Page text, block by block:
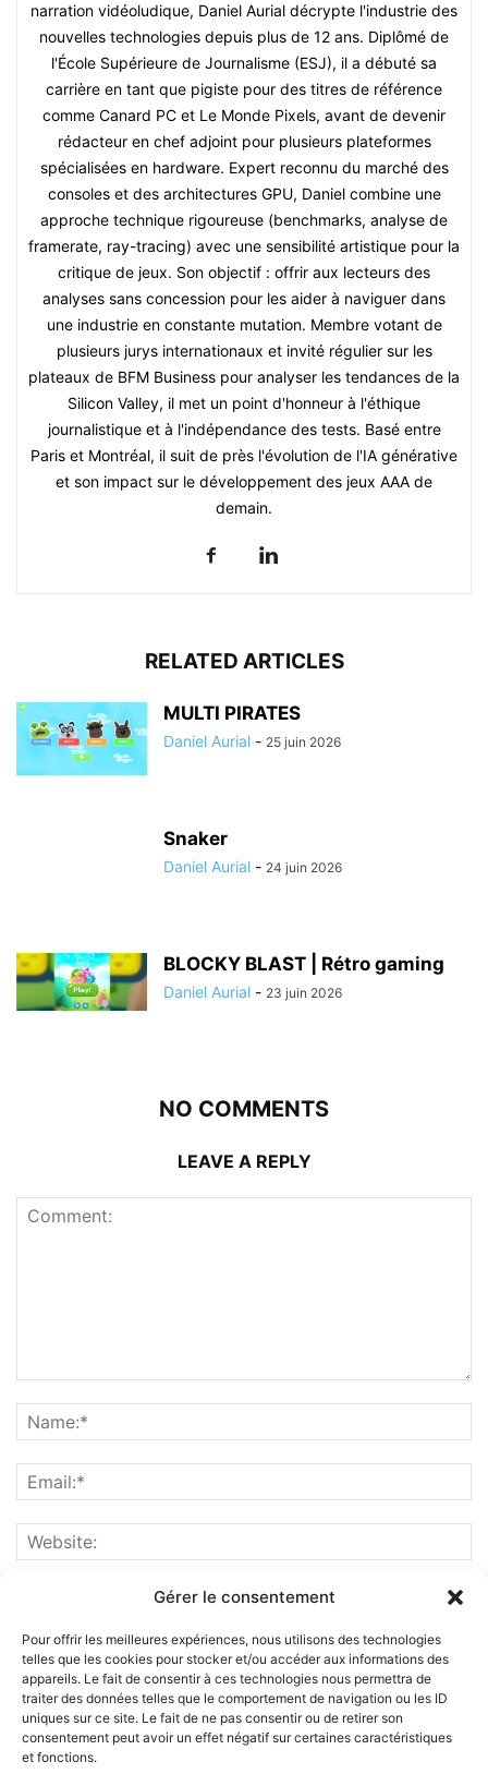
Gérer le consentement
Pour offrir les meilleures expériences, nous utilisons des technologies
telles que les cookies pour stocker et/ou accéder aux informations des
appareils. Le fait de consentir à ces technologies nous permettra de
traiter des données telles que le comportement de navigation ou les ID
uniques sur ce site. Le fait de ne pas consentir ou de retirer son
consentement peut avoir un effet négatif sur certaines caractéristiques
et fonctions.
narration vidéoludique, Daniel Aurial décrypte l'industrie des
nouvelles technologies depuis plus de 12 ans. Diplômé de
l'École Supérieure de Journalisme (ESJ), il a débuté sa
carrière en tant que pigiste pour des titres de référence
comme Canard PC et Le Monde Pixels, avant de devenir
rédacteur en chef adjoint pour plusieurs plateformes
spécialisées en hardware. Expert reconnu du marché des
consoles et des architectures GPU, Daniel combine une
approche technique rigoureuse (benchmarks, analyse de
framerate, ray-tracing) avec une sensibilité artistique pour la
critique de jeux. Son objectif : offrir aux lecteurs des
analyses sans concession pour les aider à naviguer dans
une industrie en constante mutation. Membre votant de
plusieurs jurys internationaux et invité régulier sur les
plateaux de BFM Business pour analyser les tendances de la
Silicon Valley, il met un point d'honneur à l'éthique
journalistique et à l'indépendance des tests. Basé entre
Paris et Montréal, il suit de près l'évolution de l'IA générative
et son impact sur le développement des jeux AAA de
demain.
RELATED ARTICLES
MULTI PIRATES
Daniel Aurial - 25 juin 2026
Snaker
Daniel Aurial - 24 juin 2026
BLOCKY BLAST | Rétro gaming
Daniel Aurial - 23 juin 2026
NO COMMENTS
LEAVE A REPLY